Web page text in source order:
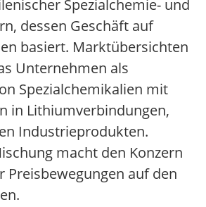
Spezialchemie- und
dessen Geschäft auf
basiert. Marktübersichten
Unternehmen als
Spezialchemikalien mit
in Lithiumverbindungen,
Industrieprodukten.
macht den Konzern
auf den